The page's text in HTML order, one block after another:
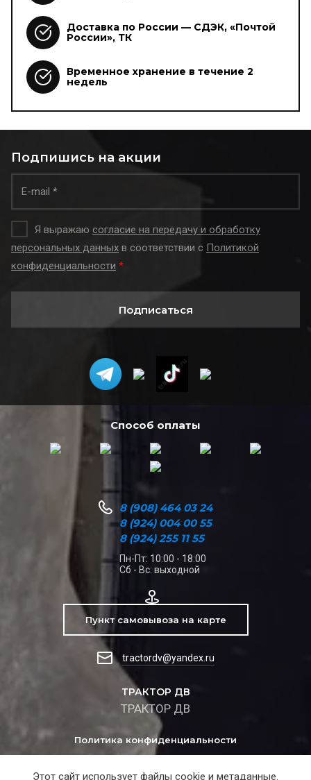
Доставка по России — СДЭК, «Почтой
России», ТК
Временное хранение в течение 2
недель
Подпишись на акции
Я выражаю согласие на передачу и обработку
персональных данных в соответствии с Политикой
конфиденциальности *
Подписаться
Способ оплаты
ТРАКТОР ДВ
ТРАКТОР ДВ
Политика конфиденциальности
8 (908) 464 03 24
8 (924) 004 00 55
8 (924) 255 11 55
Пн-Пт: 10:00 - 18:00
Сб - Вс: выходной
Пункт самовывоза на карте
tractordv@yandex.ru
Этот сайт использует файлы cookie и метаданные.